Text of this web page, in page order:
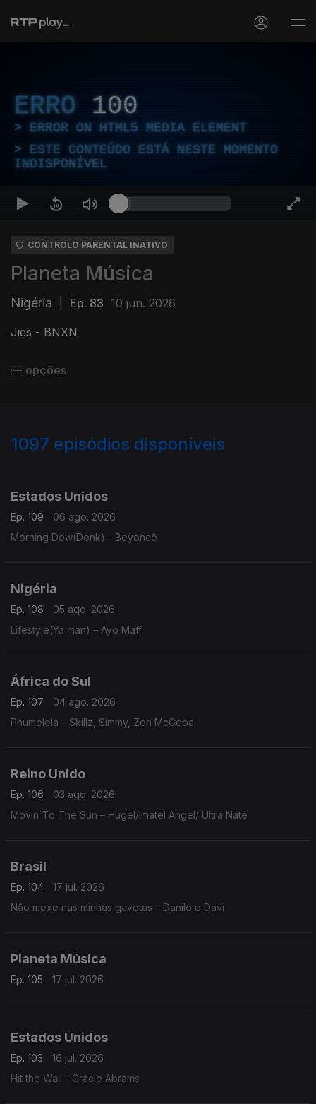
ERRO 100
ERROR ON HTML5 MEDIA ELEMENT
ESTE CONTEÚDO ESTÁ NESTE MOMENTO
INDISPONÍVEL
CONTROLO PARENTAL INATIVO
Planeta Música
Nigéria Ep. 83 10 jun. 2026
Jies - BNXN
opções
1097 episódios disponíveis
Estados Unidos
Ep. 109
06 ago. 2026
Morning Dew(Donk) - Beyoncê
Nigéria
Ep. 108
05 ago. 2026
Lifestyle(Ya man) – Ayo Maff
África do Sul
Ep. 107
04 ago. 2026
Phumelela – Skillz, Simmy, Zeh McGeba
Reino Unido
Ep. 106
03 ago. 2026
Movin´To The Sun – Hugel/Imatel Angel/ Ultra Naté
Brasil
Ep. 104
17 jul. 2026
Não mexe nas minhas gavetas – Danilo e Davi
Planeta Música
Ep. 105 17 jul. 2026
Estados Unidos
Ep. 103
16 jul. 2026
Hit the Wall - Gracie Abrams